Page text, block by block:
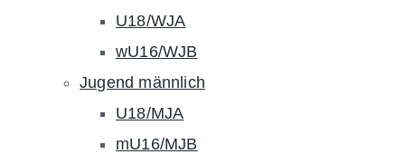
U18/WJA
wU16/WJB
Jugend männlich
U18/MJA
mU16/MJB